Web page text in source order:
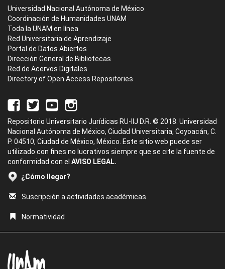
Universidad Nacional Autónoma de México
Coordinación de Humanidades UNAM
Toda la UNAM en línea
Red Universitaria de Aprendizaje
Portal de Datos Abiertos
Dirección General de Bibliotecas
Red de Acervos Digitales
Directory of Open Access Repositories
Repositorio Universitario Jurídicas RU-IIJ D.R. © 2018. Universidad
Nacional Autónoma de México, Ciudad Universitaria, Coyoacán, C.
P. 04510, Ciudad de México, México. Este sitio web puede ser
utilizado con fines no lucrativos siempre que se cite la fuente de
conformidad con el AVISO LEGAL.
¿Cómo llegar?
Suscripción a actividades académicas
Normatividad